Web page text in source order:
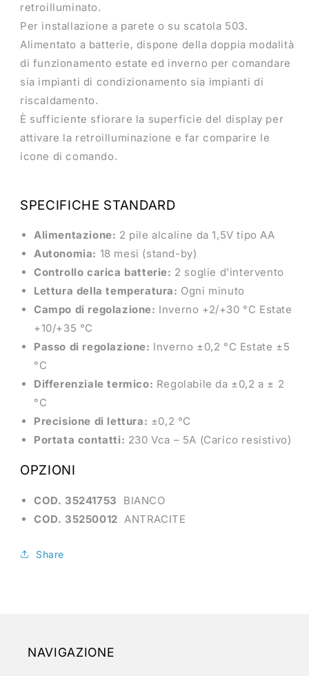
retroilluminato.
Per installazione a parete o su scatola 503.
Alimentato a batterie, dispone della doppia modalità
di funzionamento estate ed inverno per comandare
sia impianti di condizionamento sia impianti di
riscaldamento.
È sufficiente sfiorare la superficie del display per
attivare la retroilluminazione e far comparire le
icone di comando.
SPECIFICHE STANDARD
Alimentazione: 2 pile alcaline da 1,5V tipo AA
Autonomia: 18 mesi (stand-by)
Controllo carica batterie: 2 soglie d'intervento
Lettura della temperatura: Ogni minuto
Campo di regolazione: Inverno +2/+30 °C Estate
+10/+35 °C
Passo di regolazione: Inverno ±0,2 °C Estate ±5
°C
Differenziale termico: Regolabile da ±0,2 a ± 2
°C
Precisione di lettura: ±0,2 °C
Portata contatti: 230 Vca – 5A (Carico resistivo)
OPZIONI
COD. 35241753 BIANCO
COD. 35250012 ANTRACITE
Share
NAVIGAZIONE